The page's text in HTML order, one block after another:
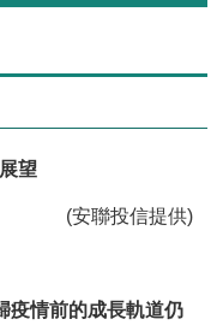
望
(安聯投信提供)
疫情前的成長軌道仍